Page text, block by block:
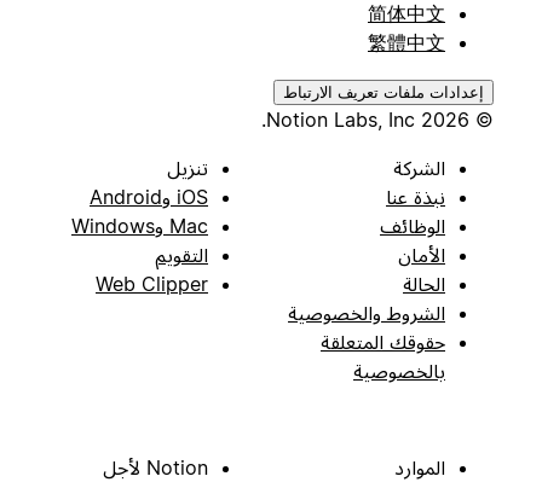
简体中文
繁體中文
إعدادات ملفات تعريف الارتباط
الشركة
نبذة عنا
الوظائف
الأمان
الحالة
الشروط والخصوصية
حقوقك المتعلقة
بالخصوصية
تنزيل
iOS وAndroid
Mac وWindows
التقويم
Web Clipper
الموارد
Notion لأجل